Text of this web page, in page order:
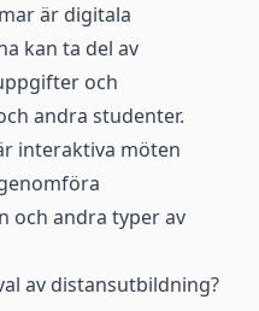
är digitala
kan ta del av
och
andra studenter.
interaktiva möten
och andra typer av
av distansutbildning?